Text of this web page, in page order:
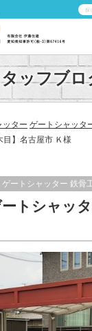
ッフブロ
ッター ゲートシャッタ
目】名古屋市 Ｋ様
ゲートシャッター 鉄骨
トシャッタ